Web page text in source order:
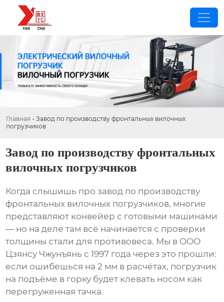
Главная - Завод по производству фронтальных вилочных
погрузчиков
Завод по производству фронтальных
вилочных погрузчиков
Когда слышишь прозавод по производству
фронтальных вилочных погрузчиков, многие
представляют конвейер с готовыми машинами
— но на деле там всё начинается с проверки
толщины стали для противовеса. Мы в ООО
Цзянсу Чжунъянь с 1997 года через это прошли:
если ошибешься на 2 мм в расчётах, погрузчик
на подъёме в горку будет клевать носом как
перегруженная тачка.